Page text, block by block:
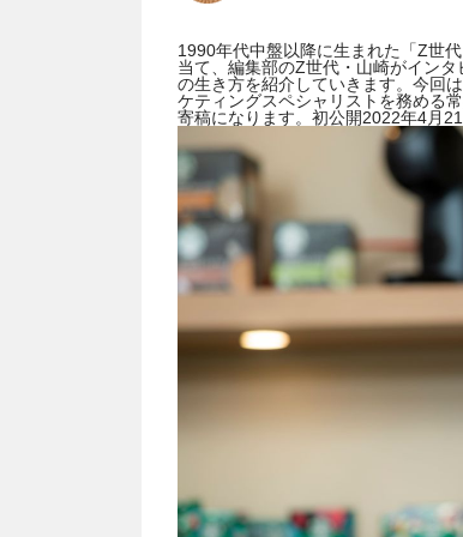
1990年代中盤以降に生まれた「Z世
当て、編集部のZ世代・山崎がイン
の生き方を紹介していきます。今回
ケティングスペシャリストを務める
寄稿になります。初公開2022年4月